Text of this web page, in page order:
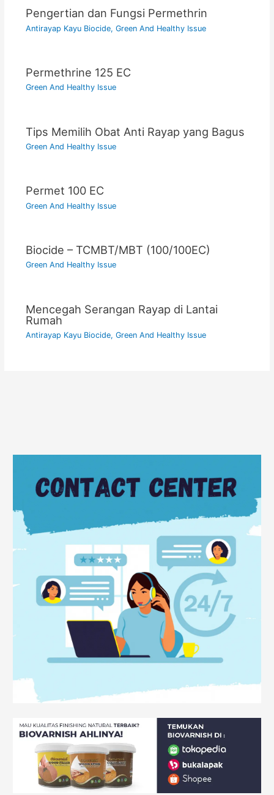
Pengertian dan Fungsi Permethrin
Antirayap Kayu Biocide, Green And Healthy Issue
Permethrine 125 EC
Green And Healthy Issue
Tips Memilih Obat Anti Rayap yang Bagus
Green And Healthy Issue
Permet 100 EC
Green And Healthy Issue
Biocide – TCMBT/MBT (100/100EC)
Green And Healthy Issue
Mencegah Serangan Rayap di Lantai
Rumah
Antirayap Kayu Biocide, Green And Healthy Issue